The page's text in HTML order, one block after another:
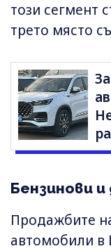
този сегмент
трето място
Бензинови
Продажбите
автомобили в